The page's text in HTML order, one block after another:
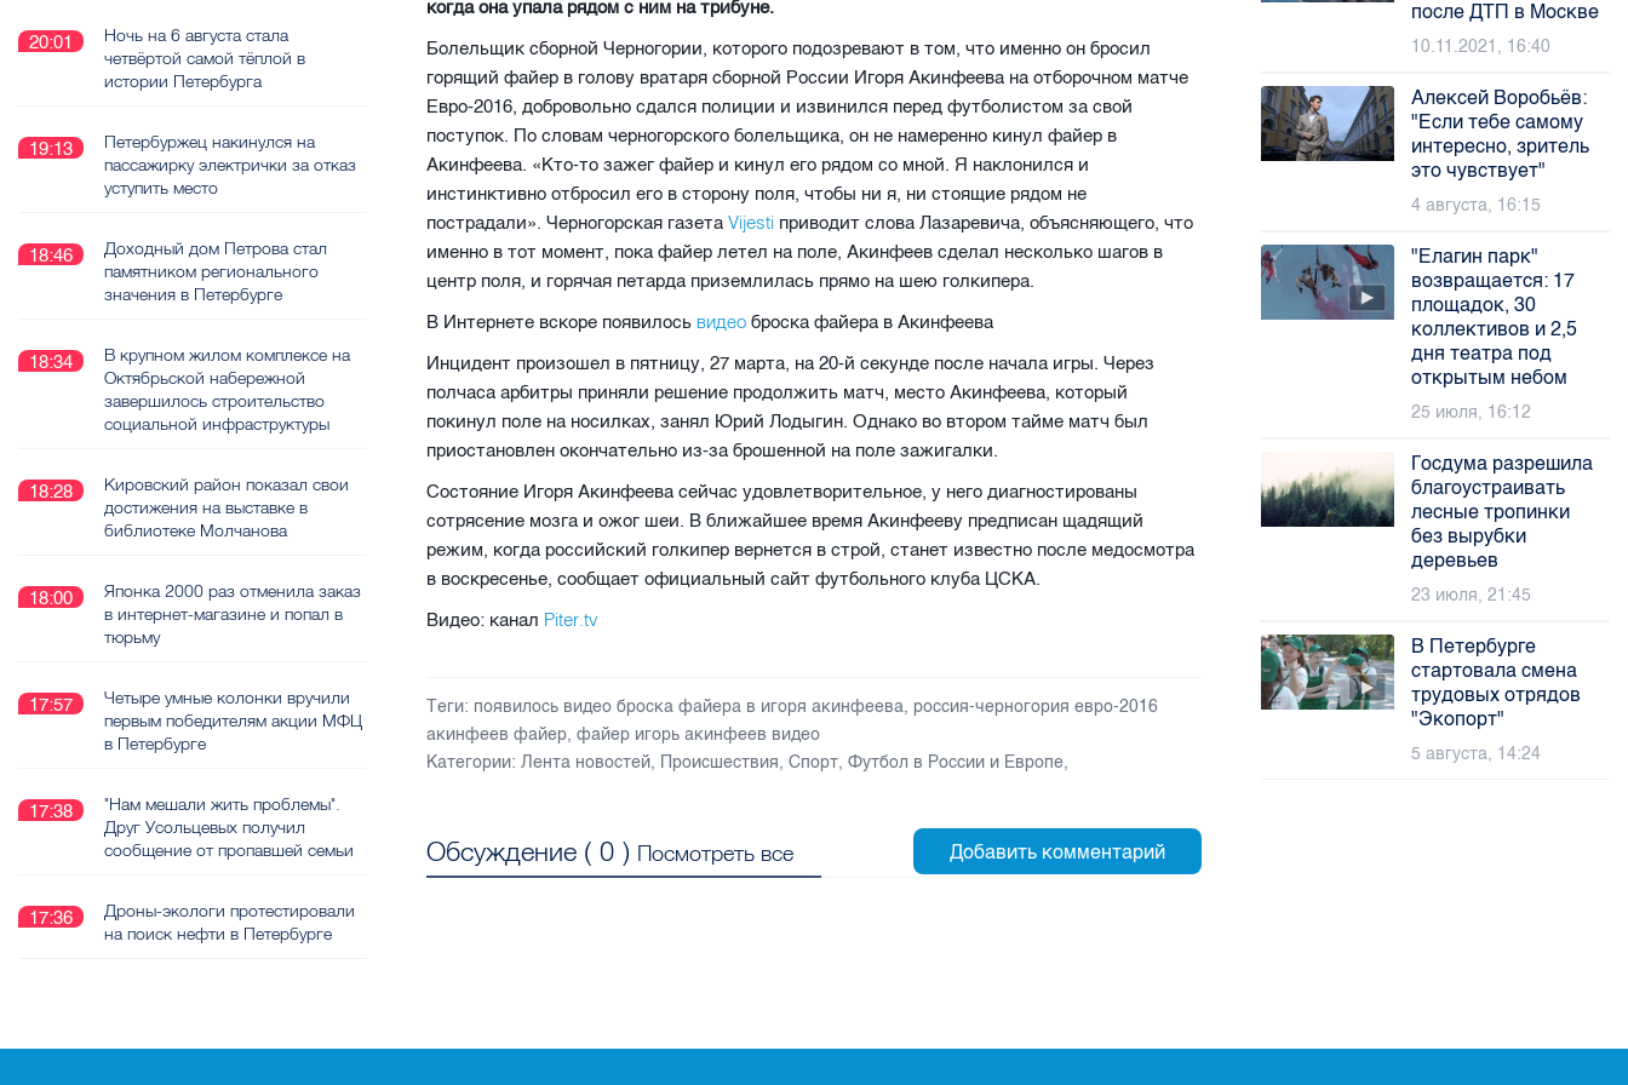
когда она упала рядом с ним на трибуне.
Болельщик сборной Черногории, которого подозревают в том, что именно он бросил
горящий файер в голову вратаря сборной России Игоря Акинфеева на отборочном матче
Евро-2016, добровольно сдался полиции и извинился перед футболистом за свой
поступок. По словам черногорского болельщика, он не намеренно кинул файер в
Акинфеева. «Кто-то зажег файер и кинул его рядом со мной. Я наклонился и
инстинктивно отбросил его в сторону поля, чтобы ни я, ни стоящие рядом не
пострадали». Черногорская газетаVijesti приводит слова Лазаревича, объясняющего, что
именно в тот момент, пока файер летел на поле, Акинфеев сделал несколько шагов в
центр поля, и горячая петарда приземлилась прямо на шею голкипера.
В Интернете вскоре появилосьвидео броска файера в Акинфеева
Инцидент произошел в пятницу, 27 марта, на 20-й секунде после начала игры. Через
полчаса арбитры приняли решение продолжить матч, место Акинфеева, который
покинул поле на носилках, занял Юрий Лодыгин. Однако во втором тайме матч был
приостановлен окончательно из-за брошенной на поле зажигалки.
Состояние Игоря Акинфеева сейчас удовлетворительное, у него диагностированы
сотрясение мозга и ожог шеи. В ближайшее время Акинфееву предписан щадящий
режим, когда российский голкипер вернется в строй, станет известно после медосмотра
в воскресенье, сообщает официальный сайт футбольного клуба ЦСКА.
Видео: канал Piter.tv
Теги: появилось видео броска файера в игоря акинфеева, россия-черногория евро-2016
акинфеев файер,файер игорь акинфеев видео
Категории: Лента новостей, Происшествия,Спорт,Футбол в России и Европе,
Обсуждение (0 ) Посмотреть все
20:01
Ночь на 6 августа стала
четвёртой самой тёплой в
истории Петербурга
19:13
Петербуржец накинулся на
пассажирку электрички за отказ
уступить место
18:46
Доходный дом Петрова стал
памятником регионального
значения в Петербурге
18:34
В крупном жилом комплексе на
Октябрьской набережной
завершилось строительство
социальной инфраструктуры
18:28
Кировский район показал свои
достижения на выставке в
библиотеке Молчанова
18:00
Японка 2000 раз отменила заказ
в интернет-магазине и попал в
тюрьму
17:57
Четыре умные колонки вручили
первым победителям акции МФЦ
в Петербурге
17:38
"Нам мешали жить проблемы".
Друг Усольцевых получил
сообщение от пропавшей семьи
17:36
Дроны-экологи протестировали
на поиск нефти в Петербурге
после ДТП в Москве
10.11.2021, 16:40
Алексей Воробьёв:
"Если тебе самому
интересно, зритель
это чувствует"
4 августа, 16:15
"Елагин парк"
возвращается: 17
площадок, 30
коллективов и 2,5
дня театра под
открытым небом
25 июля, 16:12
Госдума разрешила
благоустраивать
лесные тропинки
без вырубки
деревьев
23 июля, 21:45
В Петербурге
стартовала смена
трудовых отрядов
"Экопорт"
5 августа, 14:24